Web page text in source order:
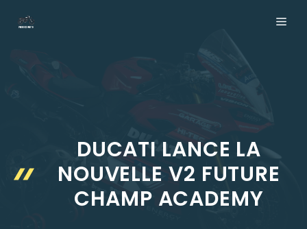
DUCATI LANCE LA
NOUVELLE V2 FUTURE
CHAMP ACADEMY